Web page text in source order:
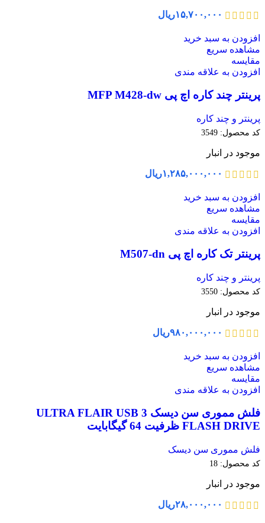
۱۵,۷۰۰,۰۰۰ریال
افزودن به سبد خرید
مشاهده سریع
مقایسه
افزودن به علاقه مندی
پرینتر چند کاره اچ پی MFP M428-dw
پرینتر و چند کاره
کد محصول: 3549
موجود در انبار
۱,۲۸۵,۰۰۰,۰۰۰ریال
افزودن به سبد خرید
مشاهده سریع
مقایسه
افزودن به علاقه مندی
پرینتر تک کاره اچ پی M507-dn
پرینتر و چند کاره
کد محصول: 3550
موجود در انبار
۹۸۰,۰۰۰,۰۰۰ریال
افزودن به سبد خرید
مشاهده سریع
مقایسه
افزودن به علاقه مندی
فلش مموری سن دیسک ULTRA FLAIR USB 3
FLASH DRIVE ظرفیت 64 گیگابایت
فلش مموری سن دیسک
کد محصول: 18
موجود در انبار
۲۸,۰۰۰,۰۰۰ریال